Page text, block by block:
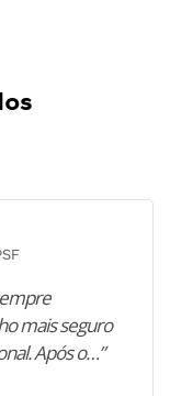
mais seguro
Após o…”